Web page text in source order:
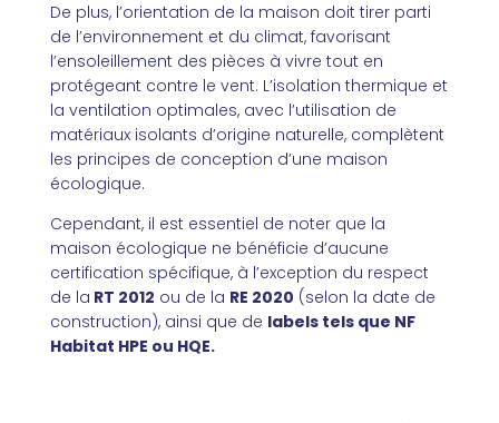
De plus, l’orientation de la maison doit tirer parti
de l’environnement et du climat, favorisant
l’ensoleillement des pièces à vivre tout en
protégeant contre le vent. L’isolation thermique et
la ventilation optimales, avec l’utilisation de
matériaux isolants d’origine naturelle, complètent
les principes de conception d’une maison
écologique.
Cependant, il est essentiel de noter que la
maison écologique ne bénéficie d’aucune
certification spécifique, à l’exception du respect
de la RT 2012 ou de la RE 2020 (selon la date de
construction), ainsi que de labels tels que NF
Habitat HPE ou HQE.